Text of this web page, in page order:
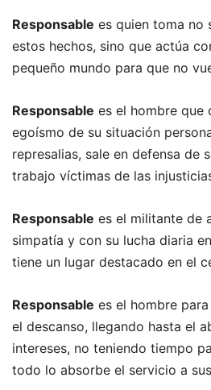
Responsable es quien toma no
estos hechos, sino que actúa
pequeño mundo para que no
Responsable es el hombre que
egoísmo de su situación
represalias, sale en defensa de
trabajo víctimas de las
Responsable es el militante de
simpatía y con su lucha diaria
tiene un lugar destacado en el
Responsable es el hombre
el descanso, llegando hasta el
intereses, no teniendo tiempo
todo lo absorbe el servicio a